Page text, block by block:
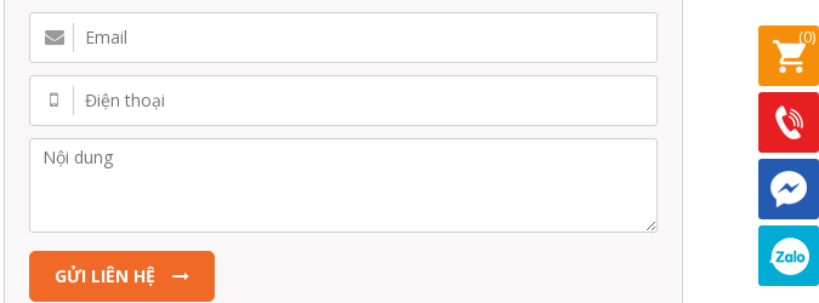
GỬI LIÊN HỆ
(0)